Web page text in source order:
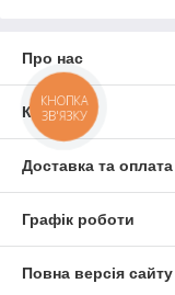
Про нас
Контакти
Доставка та оплата
Графік роботи
Повна версія сайту
КНОПКА
ЗВ'ЯЗКУ